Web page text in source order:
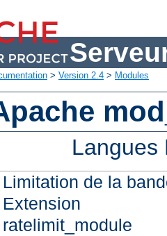
> Version 2.4 > Modules
Limitation de la
Extension
ratelimit_module